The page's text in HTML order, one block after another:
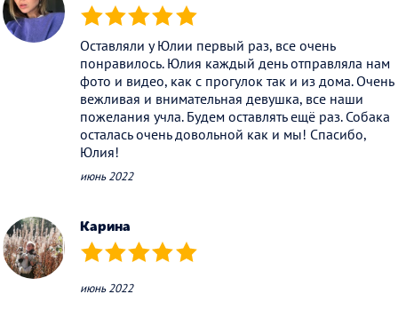
(*) (*) (*) (*) (*)
Оставляли у Юлии первый раз, все очень
понравилось. Юлия каждый день отправляла нам
фото и видео, как с прогулок так и из дома. Очень
вежливая и внимательная девушка, все наши
пожелания учла. Будем оставлять ещё раз. Собака
осталась очень довольной как и мы! Спасибо,
Юлия!
июнь 2022
Карина
(*) (*) (*) (*) (*)
июнь 2022